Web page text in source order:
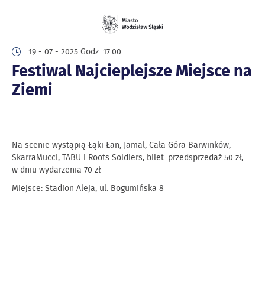
19 - 07 - 2025 Godz. 17:00
Festiwal Najcieplejsze Miejsce na
Ziemi
Na scenie wystąpią Łąki Łan, Jamal, Cała Góra Barwinków,
SkarraMucci, TABU i Roots Soldiers, bilet: przedsprzedaż 50 zł,
w dniu wydarzenia 70 zł
Miejsce: Stadion Aleja, ul. Bogumińska 8